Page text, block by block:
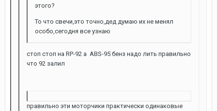
этого?
То что свечи,это точно,дед думаю их не менял
особо,сегодня все узнаю
стоп стоп на RP-92 а ABS-95 бенз надо лить правильно
что 92 залил
правильно эти моторчики практически одинаковые